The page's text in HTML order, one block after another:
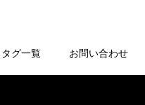
タグ一覧 お問い合わせ